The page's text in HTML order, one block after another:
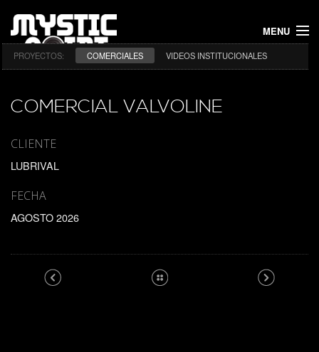
MENU
INICIO
PROYECTOS
PROYECTOS: COMERCIALES VIDEOS INSTITUCIONALES
COMERCIAL VALVOLINE
CLIENTE
LUBRIVAL
FECHA
AGOSTO 2026